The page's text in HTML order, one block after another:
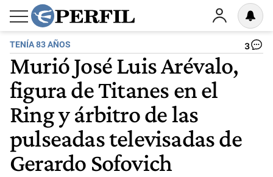
TENÍA 83 AÑOS 3
Murió José Luis Arévalo,
figura de Titanes en el
Ring y árbitro de las
pulseadas televisadas de
Gerardo Sofovich